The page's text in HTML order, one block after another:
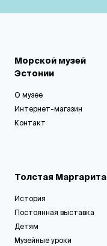
Морской музей
Эстонии
О музее
Интернет-магазин
Контакт
Толстая Маргарита
История
Постоянная выставка
Детям
Музейные уроки